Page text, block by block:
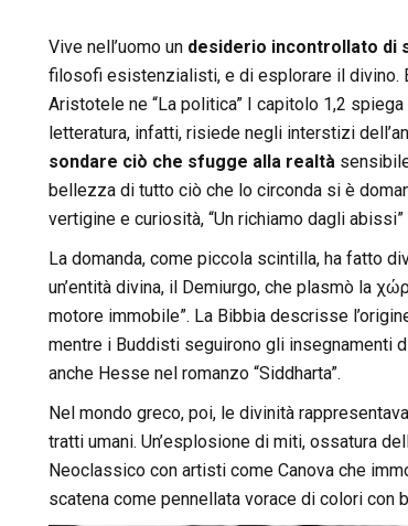
Vive nell’uomo un desiderio incontrollato di
filosofi esistenzialisti, e di esplorare il divino.
Aristotele ne “La politica” I capitolo 1,2
letteratura, infatti, risiede negli interstizi
sondare ciò che sfugge alla realtà
bellezza di tutto ciò che lo circonda si è
vertigine e curiosità, “Un richiamo dagli
La domanda, come piccola scintilla, ha fatto
un’entità divina, il Demiurgo, che plasmò la
motore immobile”. La Bibbia descrisse
mentre i Buddisti seguirono gli insegnamenti
anche Hesse nel romanzo “Siddharta”.
Nel mondo greco, poi, le divinità
tratti umani. Un’esplosione di miti, ossatura
Neoclassico con artisti come Canova che
scatena come pennellata vorace di colori con